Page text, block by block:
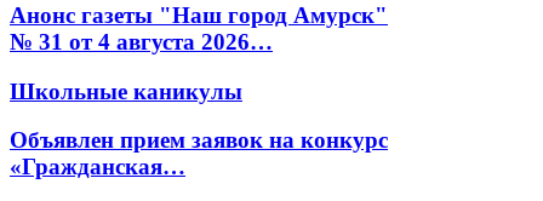
Анонс газеты "Наш город Амурск"
№ 31 от 4 августа 2026…
Школьные каникулы
Объявлен прием заявок на конкурс
«Гражданская…